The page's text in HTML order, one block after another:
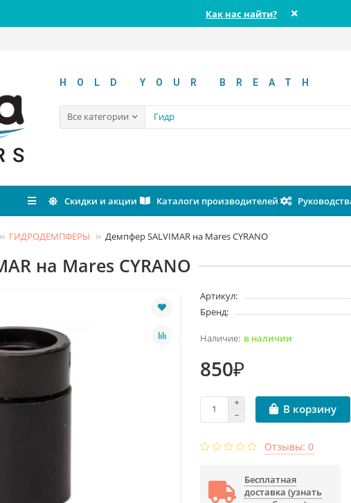
Как нас найти?
HOLD YOUR BREATH
Все категории
Скидки и акции Каталоги производителей
ГИДРОДЕМПФЕРЫ Демпфер SALVIMAR на Mares CYRANO
на Mares CYRANO
Артикул:
Бренд:
в наличии
850₽
В корзину
Отзывы: 0
Бесплатная
доставка (узнать